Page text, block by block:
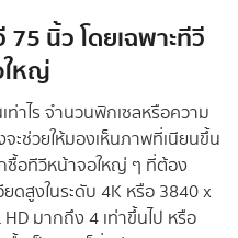
นิ้ว โดยเฉพาะทีวี
หญ่
าไร จำนวนพิกเซลหรือความ
ะช่วยให้มองเห็นภาพที่เนียนขึ้น
ซื้อทีวีหน้าจอใหญ่ ๆ ที่ต้อง
ดสูงในระดับ 4K หรือ 3840 x
มากถึง 4 เท่าขึ้นไป หรือ